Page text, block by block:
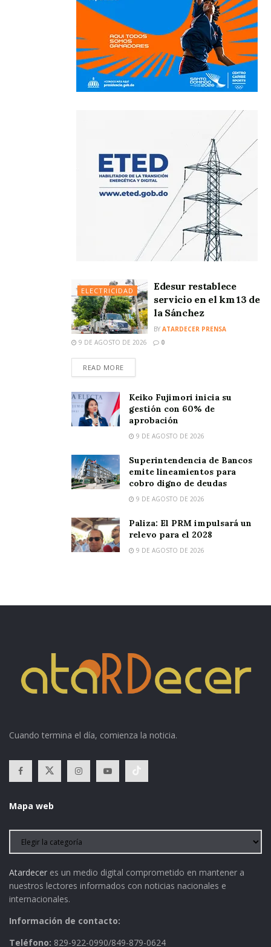
ELECTRICIDAD
Edesur restablece
servicio en el km 13 de
la Sánchez
BY ATARDECER PRENSA
9 DE AGOSTO DE 2026
0
READ MORE
Keiko Fujimori inicia su
gestión con 60% de
aprobación
9 DE AGOSTO DE 2026
Superintendencia de Bancos
emite lineamientos para
cobro digno de deudas
9 DE AGOSTO DE 2026
Paliza: El PRM impulsará un
relevo para el 2028
9 DE AGOSTO DE 2026
Cuando termina el día, comienza la noticia.
Mapa web
Atardecer es un medio digital comprometido en mantener a
nuestros lectores informados con noticias nacionales e
internacionales.
Información de contacto:
Teléfono: 829-922-0990/849-879-0624